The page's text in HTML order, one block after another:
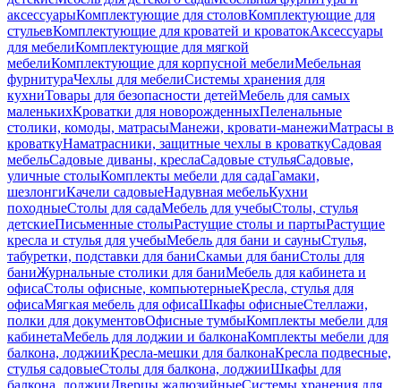
аксессуарыКомплектующие для столовКомплектующие для
стульевКомплектующие для кроватей и кроватокАксессуары
для мебелиКомплектующие для мягкой
мебелиКомплектующие для корпусной мебелиМебельная
фурнитураЧехлы для мебелиСистемы хранения для
кухниТовары для безопасности детейМебель для самых
маленькихКроватки для новорожденныхПеленальные
столики, комоды, матрасыМанежи, кровати-манежиМатрасы в
кроваткуНаматрасники, защитные чехлы в кроваткуСадовая
мебельСадовые диваны, креслаСадовые стульяСадовые,
уличные столыКомплекты мебели для садаГамаки,
шезлонгиКачели садовыеНадувная мебельКухни
походныеСтолы для садаМебель для учебыСтолы, стулья
детскиеПисьменные столыРастущие столы и партыРастущие
кресла и стулья для учебыМебель для бани и сауныСтулья,
табуретки, подставки для баниСкамьи для баниСтолы для
баниЖурнальные столики для баниМебель для кабинета и
офисаСтолы офисные, компьютерныеКресла, стулья для
офисаМягкая мебель для офисаШкафы офисныеСтеллажи,
полки для документовОфисные тумбыКомплекты мебели для
кабинетаМебель для лоджии и балконаКомплекты мебели для
балкона, лоджииКресла-мешки для балконаКресла подвесные,
стулья садовыеСтолы для балкона, лоджииШкафы для
балкона, лоджииДверцы жалюзийныеСистемы хранения для